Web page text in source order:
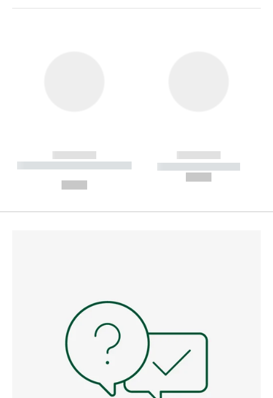
------------
----------- ----------- --------
------------
----------- -----------